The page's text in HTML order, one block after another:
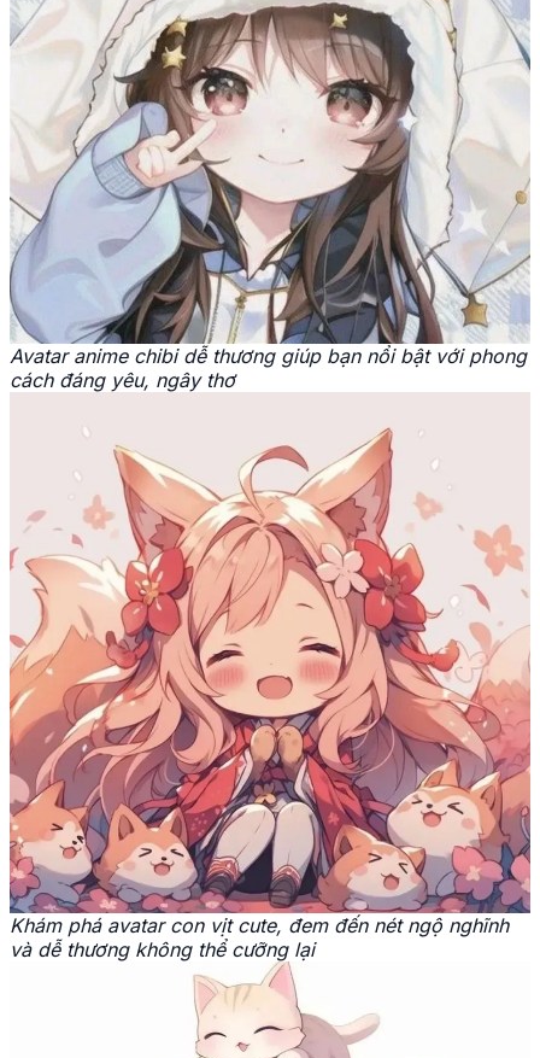
Avatar anime chibi dễ thương giúp bạn nổi bật với phong
cách đáng yêu, ngây thơ
Khám phá avatar con vịt cute, đem đến nét ngộ nghĩnh
và dễ thương không thể cưỡng lại